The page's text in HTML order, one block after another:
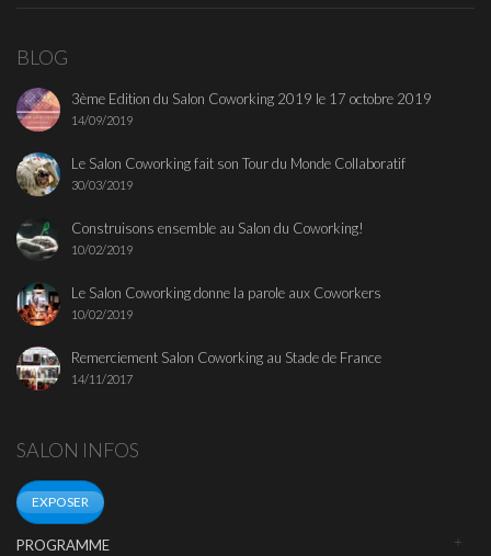
BLOG
3ème Edition du Salon Coworking 2019 le 17 octobre 2019
14/09/2019
Le Salon Coworking fait son Tour du Monde Collaboratif
30/03/2019
Construisons ensemble au Salon du Coworking!
10/02/2019
Le Salon Coworking donne la parole aux Coworkers
10/02/2019
Remerciement Salon Coworking au Stade de France
14/11/2017
SALON INFOS
EXPOSER
PROGRAMME